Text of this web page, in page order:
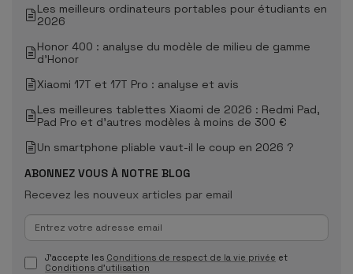
Les meilleurs ordinateurs portables pour étudiants en
2026
Honor 400 : analyse du modèle de milieu de gamme
d'Honor
Xiaomi 17T et 17T Pro : analyse et avis
Les meilleures tablettes Xiaomi de 2026 : Redmi Pad,
Pad Pro et d'autres modèles à moins de 300 €
Un smartphone pliable vaut-il le coup en 2026 ?
ABONNEZ VOUS À NOTRE BLOG
Recevez les nouveux articles par email
J'accepte les Conditions de respect de la vie privée et
Conditions d'utilisation